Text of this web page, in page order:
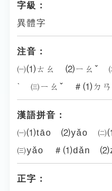
字級：
異體字
注音：
㈠⑴ㄊㄠ ⑵ㄧㄠˇ
ˋ ㈢ㄧㄠˇ ＃⑴ㄉ
漢語拼音：
㈠⑴tāo ⑵yǎo
㈢yǎo ＃⑴dǎn
正字：